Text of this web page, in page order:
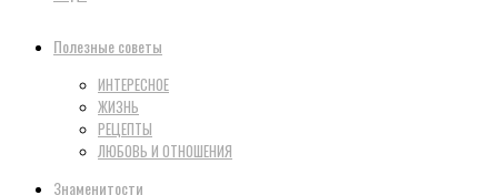
Полезные советы
ИНТЕРЕСНОЕ
ЖИЗНЬ
РЕЦЕПТЫ
ЛЮБОВЬ И ОТНОШЕНИЯ
Знаменитости